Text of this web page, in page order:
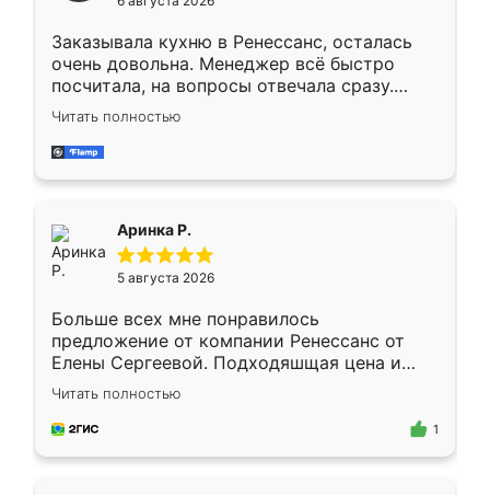
мебели буду заказывать только здесь.
Заказывала кухню в Ренессанс, осталась
очень довольна. Менеджер всё быстро
посчитала, на вопросы отвечала сразу.
Замерщик приехал в субботу, подошёл к
делу со всей ответственностью. Собрали
за день, ребята работали аккуратно, даже
Читать полностью
Аринка Р.
5 августа 2026
Больше всех мне понравилось
предложение от компании Ренессанс от
Елены Сергеевой. Подходяшщая цена и
короткие сроки изготовления. Приехавший
для замера сотрудник Владислав
предложил по моему эскизу самый
Читать полностью
1